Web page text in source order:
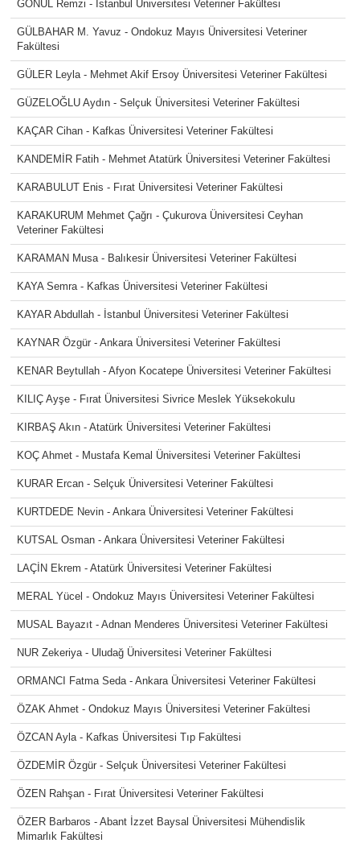
GÖNÜL Remzi - İstanbul Üniversitesi Veteriner Fakültesi
GÜLBAHAR M. Yavuz - Ondokuz Mayıs Üniversitesi Veteriner
Fakültesi
GÜLER Leyla - Mehmet Akif Ersoy Üniversitesi Veteriner Fakültesi
GÜZELOĞLU Aydın - Selçuk Üniversitesi Veteriner Fakültesi
KAÇAR Cihan - Kafkas Üniversitesi Veteriner Fakültesi
KANDEMİR Fatih - Mehmet Atatürk Üniversitesi Veteriner Fakültesi
KARABULUT Enis - Fırat Üniversitesi Veteriner Fakültesi
KARAKURUM Mehmet Çağrı - Çukurova Üniversitesi Ceyhan
Veteriner Fakültesi
KARAMAN Musa - Balıkesir Üniversitesi Veteriner Fakültesi
KAYA Semra - Kafkas Üniversitesi Veteriner Fakültesi
KAYAR Abdullah - İstanbul Üniversitesi Veteriner Fakültesi
KAYNAR Özgür - Ankara Üniversitesi Veteriner Fakültesi
KENAR Beytullah - Afyon Kocatepe Üniversitesi Veteriner Fakültesi
KILIÇ Ayşe - Fırat Üniversitesi Sivrice Meslek Yüksekokulu
KIRBAŞ Akın - Atatürk Üniversitesi Veteriner Fakültesi
KOÇ Ahmet - Mustafa Kemal Üniversitesi Veteriner Fakültesi
KURAR Ercan - Selçuk Üniversitesi Veteriner Fakültesi
KURTDEDE Nevin - Ankara Üniversitesi Veteriner Fakültesi
KUTSAL Osman - Ankara Üniversitesi Veteriner Fakültesi
LAÇİN Ekrem - Atatürk Üniversitesi Veteriner Fakültesi
MERAL Yücel - Ondokuz Mayıs Üniversitesi Veteriner Fakültesi
MUSAL Bayazıt - Adnan Menderes Üniversitesi Veteriner Fakültesi
NUR Zekeriya - Uludağ Üniversitesi Veteriner Fakültesi
ORMANCI Fatma Seda - Ankara Üniversitesi Veteriner Fakültesi
ÖZAK Ahmet - Ondokuz Mayıs Üniversitesi Veteriner Fakültesi
ÖZCAN Ayla - Kafkas Üniversitesi Tıp Fakültesi
ÖZDEMİR Özgür - Selçuk Üniversitesi Veteriner Fakültesi
ÖZEN Rahşan - Fırat Üniversitesi Veteriner Fakültesi
ÖZER Barbaros - Abant İzzet Baysal Üniversitesi Mühendislik
Mimarlık Fakültesi